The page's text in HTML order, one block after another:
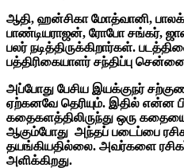
ஆதி, ஹன்சிகா மோத்வானி, பாலக்
பாண்டியராஜன், ரோபோ சங்கர், ஜான்
பலர் நடித்திருக்கிறார்கள்.
பத்திரிகையாளர் சந்திப்பு
அப்போது பேசிய இயக்குநர்
ஏற்கனவே தெரியும். இதில் என்ன
கதைகளத்திலிருந்து ஒரு
ஆகும்போது அந்தப் படைப்பை
தயங்கியதில்லை. அவர்களை
அளிக்கிறது.